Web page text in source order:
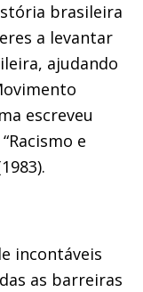
brasileira
a levantar
ajudando
escreveu
e
incontáveis
as barreiras